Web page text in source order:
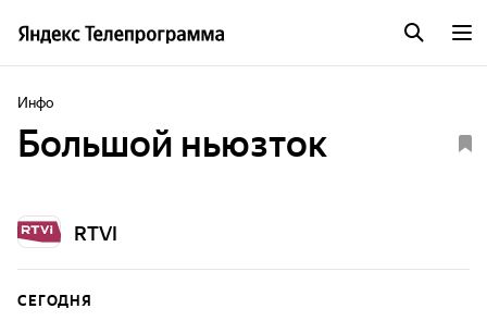
Инфо
Большой ньюзток
RTVI
СЕГОДНЯ